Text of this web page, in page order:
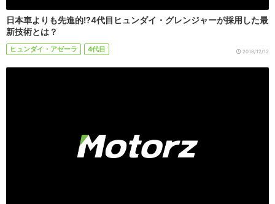
日本車よりも先進的!?4代目ヒュンダイ・グレンジャーが採用した最
新技術とは？
ヒュンダイ・アゼーラ 4代目 2018/12/12